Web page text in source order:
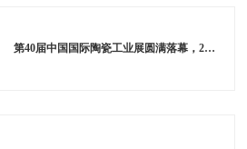
第40届中国国际陶瓷工业展圆满落幕，2027年6月羊城再续华章